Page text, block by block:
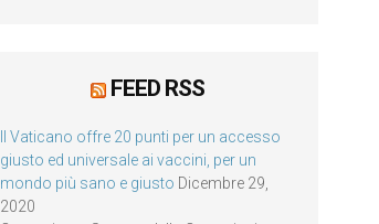
FEED RSS
Il Vaticano offre 20 punti per un accesso
giusto ed universale ai vaccini, per un
mondo più sano e giusto Dicembre 29,
2020